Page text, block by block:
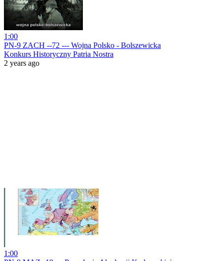
1:00
PN-9 ZACH --72 --- Wojna Polsko - Bolszewicka
Konkurs Historyczny Patria Nostra
2 years ago
1:00